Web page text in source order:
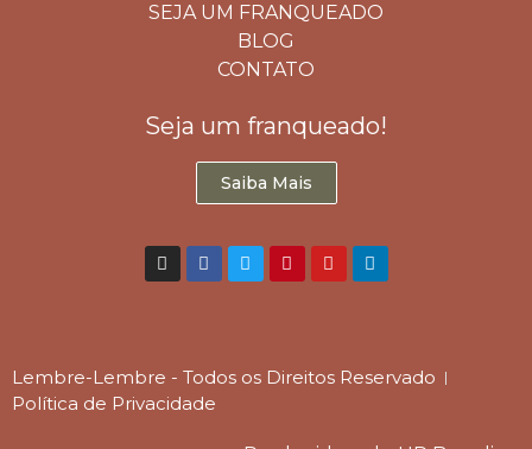
SEJA UM FRANQUEADO
BLOG
CONTATO
Seja um franqueado!
Saiba Mais
Lembre-Lembre - Todos os Direitos Reservado
Política de Privacidade